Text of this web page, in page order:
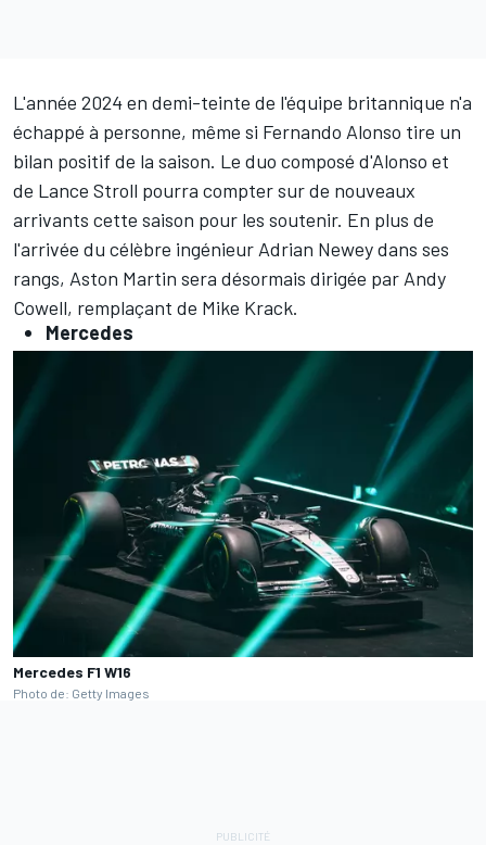
L'année 2024 en demi-teinte de l'équipe britannique n'a
échappé à personne, même si Fernando Alonso tire un
bilan positif de la saison. Le duo composé d'Alonso et
de Lance Stroll pourra compter sur de nouveaux
arrivants cette saison pour les soutenir. En plus de
l'arrivée du célèbre ingénieur Adrian Newey dans ses
rangs, Aston Martin sera désormais dirigée par Andy
Cowell, remplaçant de Mike Krack.
Mercedes
Mercedes F1 W16
Photo de: Getty Images